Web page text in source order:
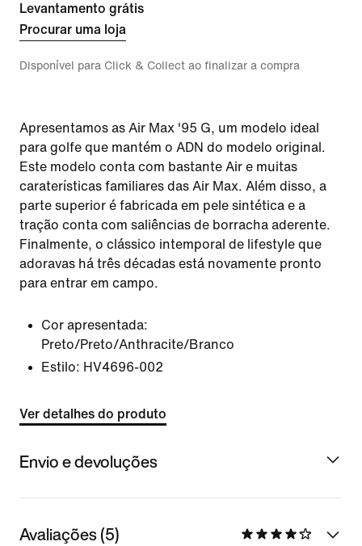
Levantamento grátis
Procurar uma loja
Disponível para Click & Collect ao finalizar a compra
Apresentamos as Air Max '95 G, um modelo ideal
para golfe que mantém o ADN do modelo original.
Este modelo conta com bastante Air e muitas
caraterísticas familiares das Air Max. Além disso, a
parte superior é fabricada em pele sintética e a
tração conta com saliências de borracha aderente.
Finalmente, o clássico intemporal de lifestyle que
adoravas há três décadas está novamente pronto
para entrar em campo.
Cor apresentada:
Preto/Preto/Anthracite/Branco
Estilo: HV4696-002
Ver detalhes do produto
Envio e devoluções
Avaliações (5)